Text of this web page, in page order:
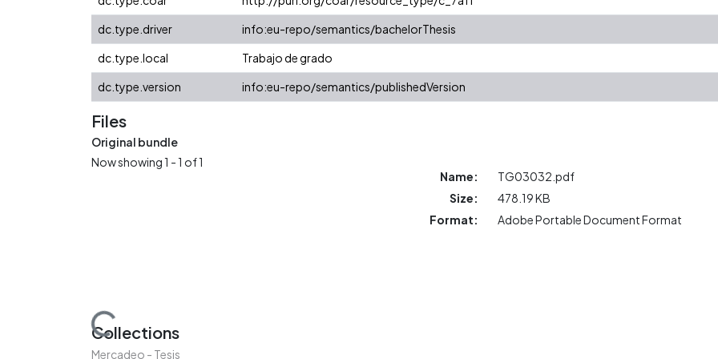
dc.type.driver
info:eu-repo/semantics/bachelorThesis
dc.type.local
Trabajo de grado
dc.type.version
info:eu-repo/semantics/publishedVersion
Files
Original bundle
Now showing1 - 1 of 1
Loading...
Name:
TG03032.pdf
Size:
478.19 KB
Format:
Adobe Portable Document Format
Collections
Mercadeo - Tesis